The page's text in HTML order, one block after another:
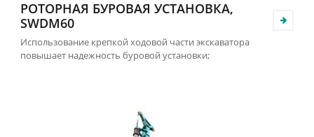
РОТОРНАЯ БУРОВАЯ УСТАНОВКА,
SWDM60
Использование крепкой ходовой части экскаватора
повышает надежность буровой установки;